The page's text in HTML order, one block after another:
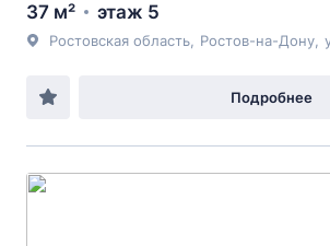
37 м² этаж 5
Ростовская область Ростов-на-Дону
Подробнее